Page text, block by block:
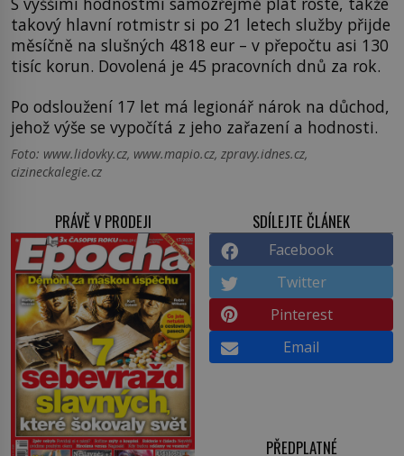
takový hlavní rotmistr si po 21 letech služby přijde
měsíčně na slušných 4818 eur – v přepočtu asi 130
tisíc korun. Dovolená je 45 pracovních dnů za rok.
Po odsloužení 17 let má legionář nárok na důchod,
jehož výše se vypočítá z jeho zařazení a hodnosti.
Foto: www.lidovky.cz, www.mapio.cz, zpravy.idnes.cz,
cizineckalegie.cz
PRÁVĚ V PRODEJI SDÍLEJTE ČLÁNEK
Facebook
Twitter
Pinterest
Email
PŘEDPLATNÉ